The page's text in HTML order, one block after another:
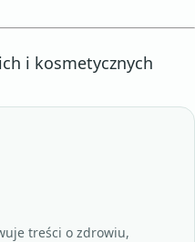
i kosmetycznych
treści o zdrowiu,